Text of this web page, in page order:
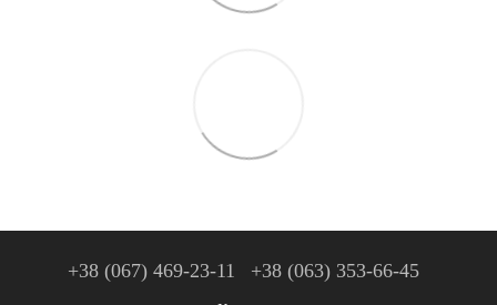
+38 (067) 469-23-11 +38 (063) 353-66-45